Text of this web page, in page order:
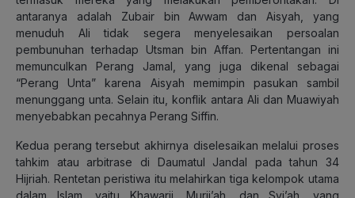
antaranya adalah Zubair bin Awwam dan Aisyah, yang
menuduh Ali tidak segera menyelesaikan persoalan
pembunuhan terhadap Utsman bin Affan. Pertentangan ini
memunculkan Perang Jamal, yang juga dikenal sebagai
“Perang Unta” karena Aisyah memimpin pasukan sambil
menunggang unta. Selain itu, konflik antara Ali dan Muawiyah
menyebabkan pecahnya Perang Siffin.
Kedua perang tersebut akhirnya diselesaikan melalui proses
tahkim atau arbitrase di Daumatul Jandal pada tahun 34
Hijriah. Rentetan peristiwa itu melahirkan tiga kelompok utama
dalam Islam, yaitu Khawarij, Murji’ah, dan Syi’ah, yang